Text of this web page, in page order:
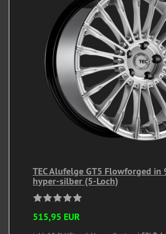
TEC Alufelge GT5 Flowforged in
hyper-silber (5-Loch)
515,95 EUR